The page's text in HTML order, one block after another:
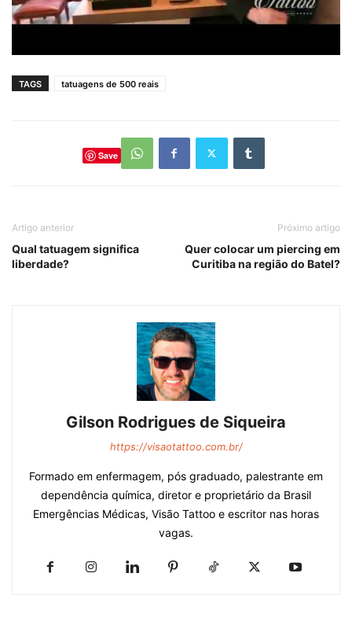
TAGS tatuagens de 500 reais
Save
Artigo anterior
Qual tatuagem significa
liberdade?
Próximo artigo
Quer colocar um piercing em
Curitiba na região do Batel?
Gilson Rodrigues de Siqueira
https://visaotattoo.com.br/
Formado em enfermagem, pós graduado, palestrante em
dependência química, diretor e proprietário da Brasil
Emergências Médicas, Visão Tattoo e escritor nas horas
vagas.